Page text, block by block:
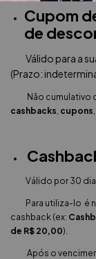
Cupom
de
Válido para a
(Prazo:
Não cumulativo
cashbacks cupons
Válido por 30
Para utiliza-lo é
cashback (ex:
de R$ 20,00).
Após o